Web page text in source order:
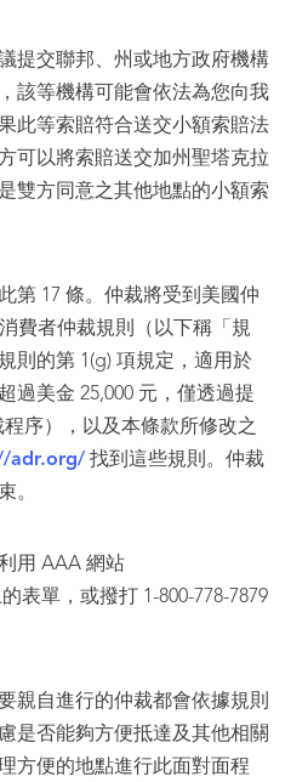
提交聯邦、州或地方政府機構
該等機構可能會依法為您向我
此等索賠符合送交小額索賠法
可以將索賠送交加州聖塔克拉
雙方同意之其他地點的小額索
第 17 條。仲裁將受到美國仲
費者仲裁規則（以下稱「規
則的第 1(g) 項規定，適用於
過美金 25,000 元，僅透過提
序），以及本條款所修改之
adr.org/ 找到這些規則。仲裁
。
用 AAA 網站
的表單，或撥打 1-800-778-7879
親自進行的仲裁都會依據規則
是否能夠方便抵達及其他相關
方便的地點進行此面對面程